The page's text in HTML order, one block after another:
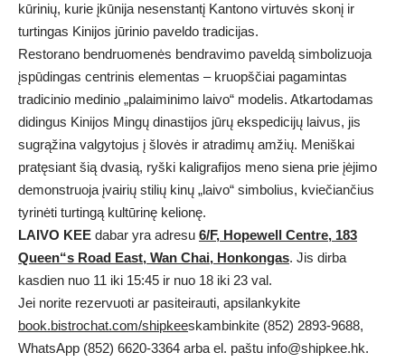
kūrinių, kurie įkūnija nesenstantį Kantono virtuvės skonį ir
turtingas Kinijos jūrinio paveldo tradicijas.
Restorano bendruomenės bendravimo paveldą simbolizuoja
įspūdingas centrinis elementas – kruopščiai pagamintas
tradicinio medinio „palaiminimo laivo“ modelis. Atkartodamas
didingus Kinijos Mingų dinastijos jūrų ekspedicijų laivus, jis
sugrąžina valgytojus į šlovės ir atradimų amžių. Meniškai
pratęsiant šią dvasią, ryški kaligrafijos meno siena prie įėjimo
demonstruoja įvairių stilių kinų „laivo“ simbolius, kviečiančius
tyrinėti turtingą kultūrinę kelionę.
LAIVO KEE dabar yra adresu 6/F, Hopewell Centre, 183
Queen“s Road East, Wan Chai, Honkongas. Jis dirba
kasdien nuo 11 iki 15:45 ir nuo 18 iki 23 val.
Jei norite rezervuoti ar pasiteirauti, apsilankykite
book.bistrochat.com/shipkeeskambinkite (852) 2893-9688,
WhatsApp (852) 6620-3364 arba el. paštu info@shipkee.hk.